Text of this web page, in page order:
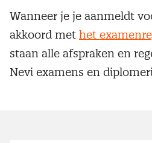
Wanneer je je aanmeldt
akkoord met het
staan alle afspraken en
Nevi examens en